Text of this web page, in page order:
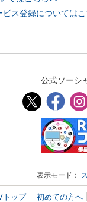
ス登録については
公式ソーシ
表示モード：
トップ 初めての方へ